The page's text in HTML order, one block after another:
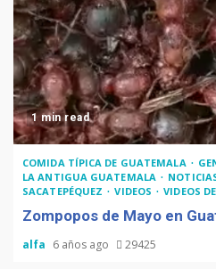
1 min read
COMIDA TÍPICA DE GUATEMALA
LA ANTIGUA GUATEMALA
SACATEPÉQUEZ
VIDEOS VIDEOS
Zompopos de Mayo en
alfa 6 años ago 29425